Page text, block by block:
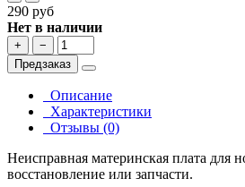
290 руб
Нет в наличии
+
−
Предзаказ
Описание
Характеристики
Отзывы (0)
Неисправная материнская плата для
восстановление или запчасти.